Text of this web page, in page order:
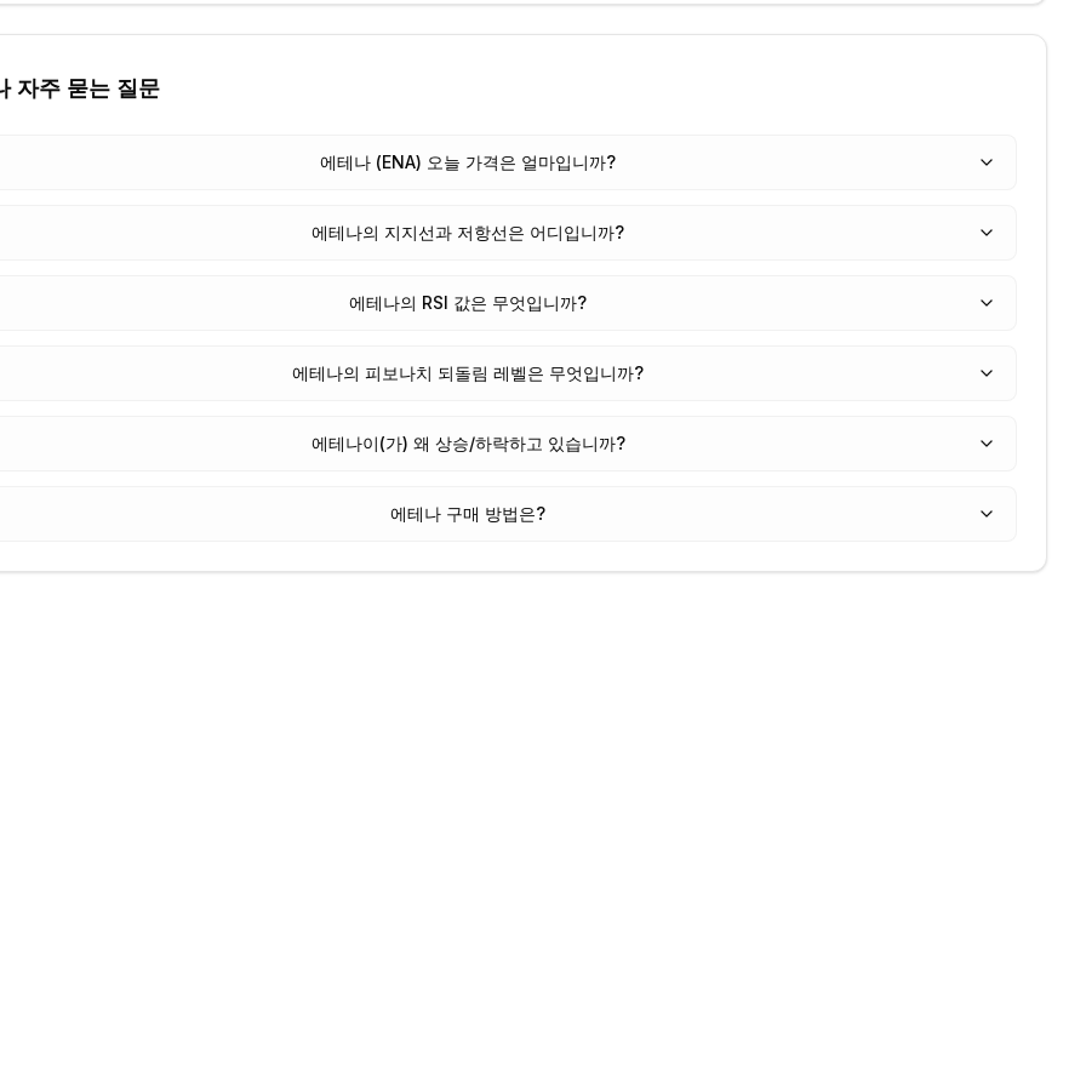
자주 묻는 질문
에테나 (ENA) 오늘 가격은 얼마입니까?
에테나의 지지선과 저항선은 어디입니까?
에테나의 RSI 값은 무엇입니까?
에테나의 피보나치 되돌림 레벨은 무엇입니까?
에테나이(가) 왜 상승/하락하고 있습니까?
에테나 구매 방법은?